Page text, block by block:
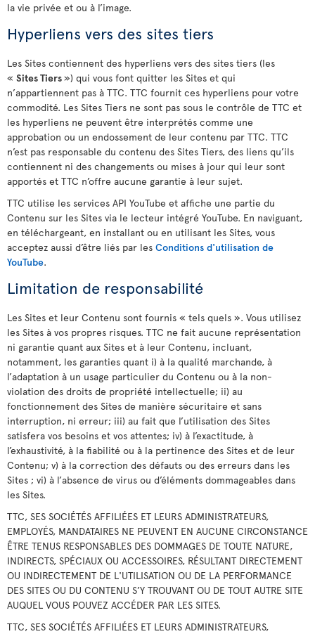
la vie privée et ou à l’image.
Hyperliens vers des sites tiers
Les Sites contiennent des hyperliens vers des sites tiers (les
« Sites Tiers») qui vous font quitter les Sites et qui
n’appartiennent pas à TTC. TTC fournit ces hyperliens pour votre
commodité. Les Sites Tiers ne sont pas sous le contrôle de TTC et
les hyperliens ne peuvent être interprétés comme une
approbation ou un endossement de leur contenu par TTC. TTC
n’est pas responsable du contenu des Sites Tiers, des liens qu’ils
contiennent ni des changements ou mises à jour qui leur sont
apportés et TTC n’offre aucune garantie à leur sujet.
TTC utilise les services API YouTube et affiche une partie du
Contenu sur les Sites via le lecteur intégré YouTube. En naviguant,
en téléchargeant, en installant ou en utilisant les Sites, vous
acceptez aussi d’être liés par les Conditions d'utilisation de
YouTube.
Limitation de responsabilité
Les Sites et leur Contenu sont fournis « tels quels ». Vous utilisez
les Sites à vos propres risques. TTC ne fait aucune représentation
ni garantie quant aux Sites et à leur Contenu, incluant,
notamment, les garanties quant i) à la qualité marchande, à
l’adaptation à un usage particulier du Contenu ou à la non-
violation des droits de propriété intellectuelle; ii) au
fonctionnement des Sites de manière sécuritaire et sans
interruption, ni erreur; iii) au fait que l’utilisation des Sites
satisfera vos besoins et vos attentes; iv) à l’exactitude, à
l’exhaustivité, à la fiabilité ou à la pertinence des Sites et de leur
Contenu; v) à la correction des défauts ou des erreurs dans les
Sites ; vi) à l’absence de virus ou d’éléments dommageables dans
les Sites.
TTC, SES SOCIÉTÉS AFFILIÉES ET LEURS ADMINISTRATEURS,
EMPLOYÉS, MANDATAIRES NE PEUVENT EN AUCUNE CIRCONSTANCE
ÊTRE TENUS RESPONSABLES DES DOMMAGES DE TOUTE NATURE,
INDIRECTS, SPÉCIAUX OU ACCESSOIRES, RÉSULTANT DIRECTEMENT
OU INDIRECTEMENT DE L'UTILISATION OU DE LA PERFORMANCE
DES SITES OU DU CONTENU S’Y TROUVANT OU DE TOUT AUTRE SITE
AUQUEL VOUS POUVEZ ACCÉDER PAR LES SITES.
TTC, SES SOCIÉTÉS AFFILIÉES ET LEURS ADMINISTRATEURS,